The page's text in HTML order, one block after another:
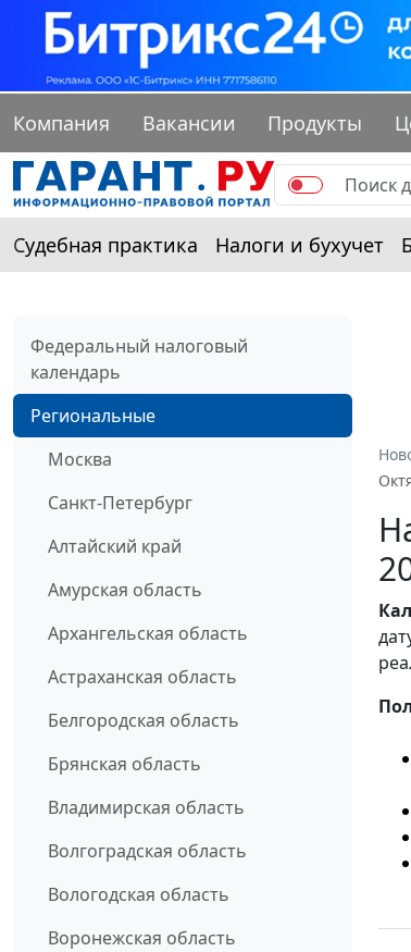
Компания Вакансии Продукты
Судебная практика Налоги и бухучет
Федеральный налоговый
календарь
Региональные
Москва
Санкт-Петербург
Алтайский край
Амурская область
Архангельская область
Астраханская область
Белгородская область
Брянская область
Владимирская область
Волгоградская область
Вологодская область
Воронежская область